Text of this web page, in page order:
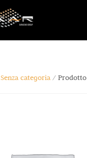
Senza categoria/ Prodotto